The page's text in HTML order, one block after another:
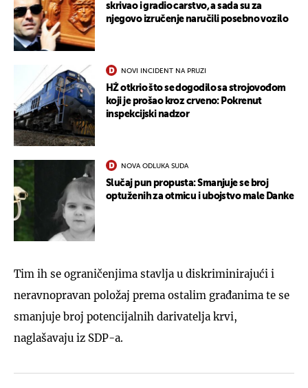
skrivao i gradio carstvo, a sada su za
njegovo izručenje naručili posebno vozilo
NOVI INCIDENT NA PRUZI
HŽ otkrio što se dogodilo sa strojovođom
koji je prošao kroz crveno: Pokrenut
inspekcijski nadzor
NOVA ODLUKA SUDA
Slučaj pun propusta: Smanjuje se broj
optuženih za otmicu i ubojstvo male Danke
Tim ih se ograničenjima stavlja u diskriminirajući i
neravnopravan položaj prema ostalim građanima te se
smanjuje broj potencijalnih darivatelja krvi,
naglašavaju iz SDP-a.